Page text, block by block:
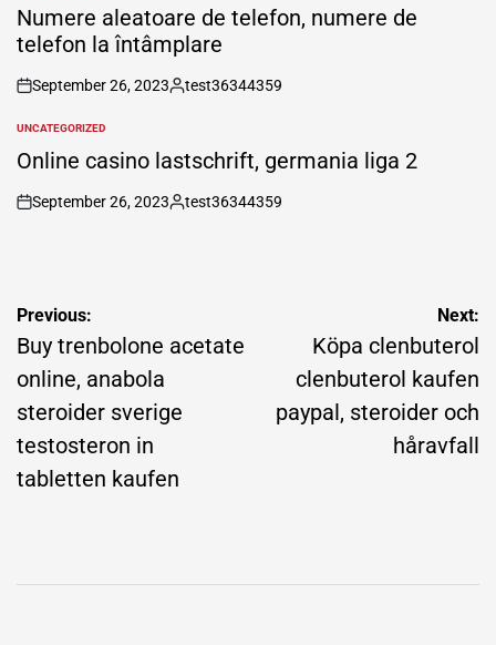
INNumere aleatoare de telefon, numere de
telefon la întâmplare
on
September 26, 2023
Posted
test36344359
POSTED
IN
UNCATEGORIZED
Online casino lastschrift, germania liga 2
on
September 26, 2023
Posted
test36344359
Post
navigation
Previous:
Buy trenbolone acetate
online, anabola
steroider sverige
testosteron in
tabletten kaufen
Next:
Köpa clenbuterol
clenbuterol kaufen
paypal, steroider och
håravfall